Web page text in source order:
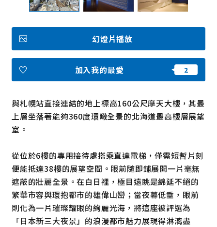
Face
book
Insta
gram
YouT
ube
Insta
gram
Face
book
照片集
影片
觀光手冊
使用條款
隱私權政策摘要
Cookie 政策
語言
與札幌站直接連結的地上標高160公尺摩天大樓，其最
上層坐落著能夠360度環瞰全景的北海道最高樓層展望
室。
從位於6樓的專用接待處搭乘直達電梯，僅需短暫片刻
便能抵達38樓的展望空間。眼前隨即鋪展開一片毫無
遮蔽的壯麗全景。在白日裡，極目遠眺是綿延不絕的
繁華市容與環抱都市的雄偉山巒；當夜幕低垂，眼前
則化為一片璀璨耀眼的絢麗光海，將這座被評選為
「日本新三大夜景」的浪漫都市魅力展現得淋漓盡
幻燈片播放
加入我的最愛